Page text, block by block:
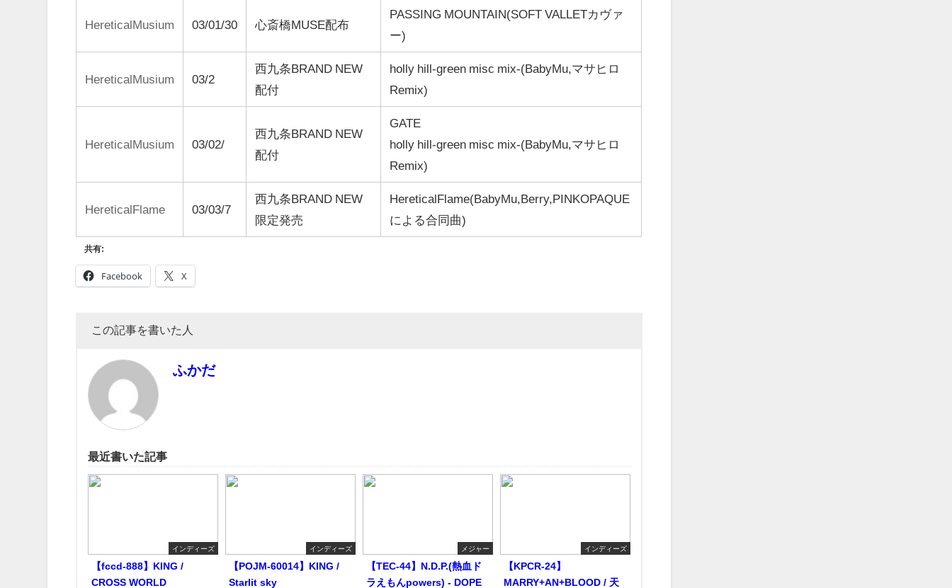
HereticalMusium 03/01/30 心斎橋MUSE配布
PASSING MOUNTAIN(SOFT VALLETカヴァ
ー)
HereticalMusium 03/2
西九条BRAND NEW
配付
holly hill-green misc mix-(BabyMu,マサヒロ
Remix)
HereticalMusium 03/02/
西九条BRAND NEW
配付
GATE
holly hill-green misc mix-(BabyMu,マサヒロ
Remix)
HereticalFlame 03/03/7
西九条BRAND NEW
限定発売
HereticalFlame(BabyMu,Berry,PINKOPAQUE
による合同曲)
共有:
Facebook X
この記事を書いた人
ふかだ
最近書いた記事
インディーズ
【fccd-888】KING /
CROSS WORLD
インディーズ
【POJM-60014】KING /
Starlit sky
メジャー
【TEC-44】N.D.P.(熱血ド
ラえもんpowers) - DOPE
インディーズ
【KPCR-24】
MARRY+AN+BLOOD / 天